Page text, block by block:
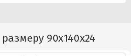
90x140x24